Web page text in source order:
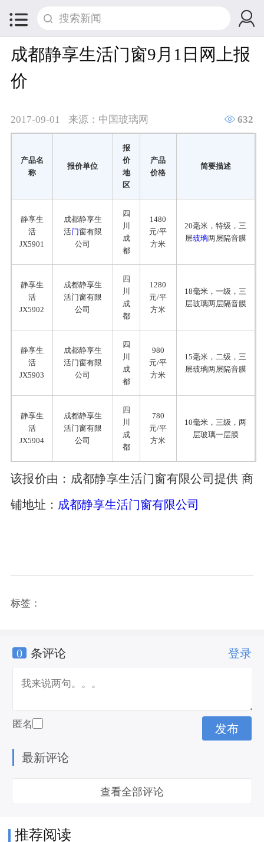
 
成都静享生活门窗9月1日网上报
价
2017-09-01 来源：中国玻璃网  632
产品名
称
报价单位
报
价
地
区
产品
价格
简要描述
静享生
活
JX5901
成都静享生
活门窗有限
公司
四
川
成
都
1480
元/平
方米
20毫米，特级，三
层玻璃两层隔音膜
静享生
活
JX5902
成都静享生
活门窗有限
公司
四
川
成
都
1280
元/平
方米
18毫米，一级，三
层玻璃两层隔音膜
静享生
活
JX5903
成都静享生
活门窗有限
公司
四
川
成
都
980
元/平
方米
15毫米，二级，三
层玻璃两层隔音膜
静享生
活
JX5904
成都静享生
活门窗有限
公司
四
川
成
都
780
元/平
方米
10毫米，三级，两
层玻璃一层膜
该报价由：成都静享生活门窗有限公司提供 商
铺地址： 成都静享生活门窗有限公司
标签：
0 条评论 登录
匿名
最新评论
查看全部评论
推荐阅读